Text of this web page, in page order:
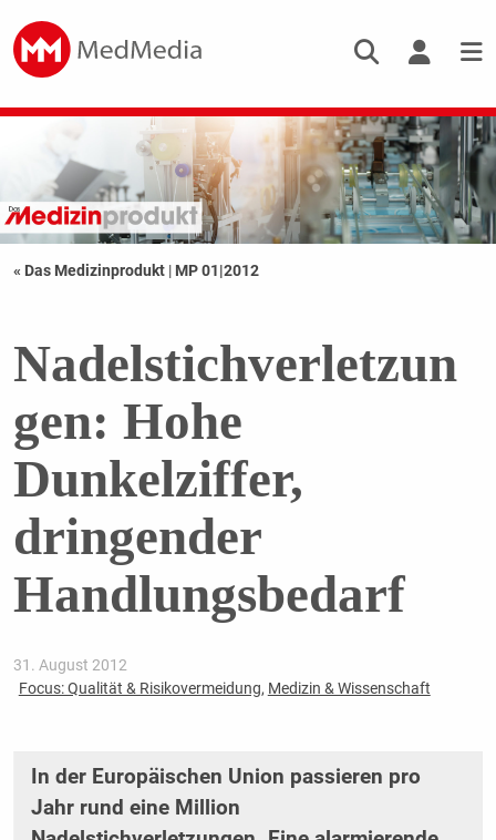
« Das Medizinprodukt | MP 01|2012
Nadelstichverletzun
gen: Hohe
Dunkelziffer,
dringender
Handlungsbedarf
31. August 2012
Focus: Qualität & Risikovermeidung, Medizin & Wissenschaft
In der Europäischen Union passieren pro
Jahr rund eine Million